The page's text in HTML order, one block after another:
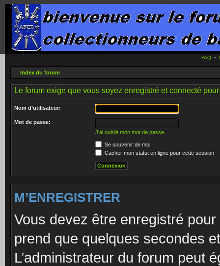
FAQ •
Index du forum
Le forum exige que vous soyez enregistré et connecté
Nom d’utilisateur:
Mot de passe:
J’ai oublié mon mot de passe
Se souvenir de moi
Cacher mon statut en ligne pour cette session
M’ENREGISTRER
Vous devez être enregistré
prend que quelques secondes
L’administrateur du forum peut